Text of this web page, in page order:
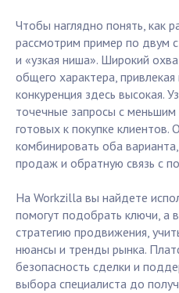
Чтобы наглядно понять, как
рассмотрим пример по двум
и «узкая ниша». Широкий
общего характера,
конкуренция здесь высокая.
точечные запросы с
готовых к покупке
комбинировать оба
продаж и обратную связь с
На Workzilla вы найдете
помогут подобрать ключи, а
стратегию продвижения,
нюансы и тренды рынка.
безопасность сделки и
выбора специалиста до